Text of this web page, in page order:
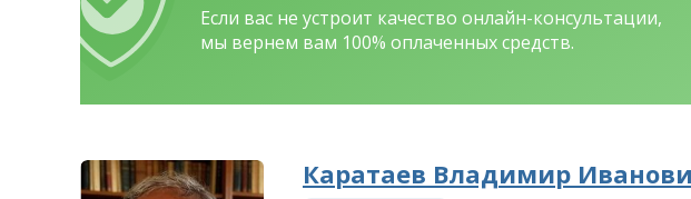
Если вас не устроит качество онлайн-консультации,
мы вернем вам 100% оплаченных средств.
Каратаев Владимир